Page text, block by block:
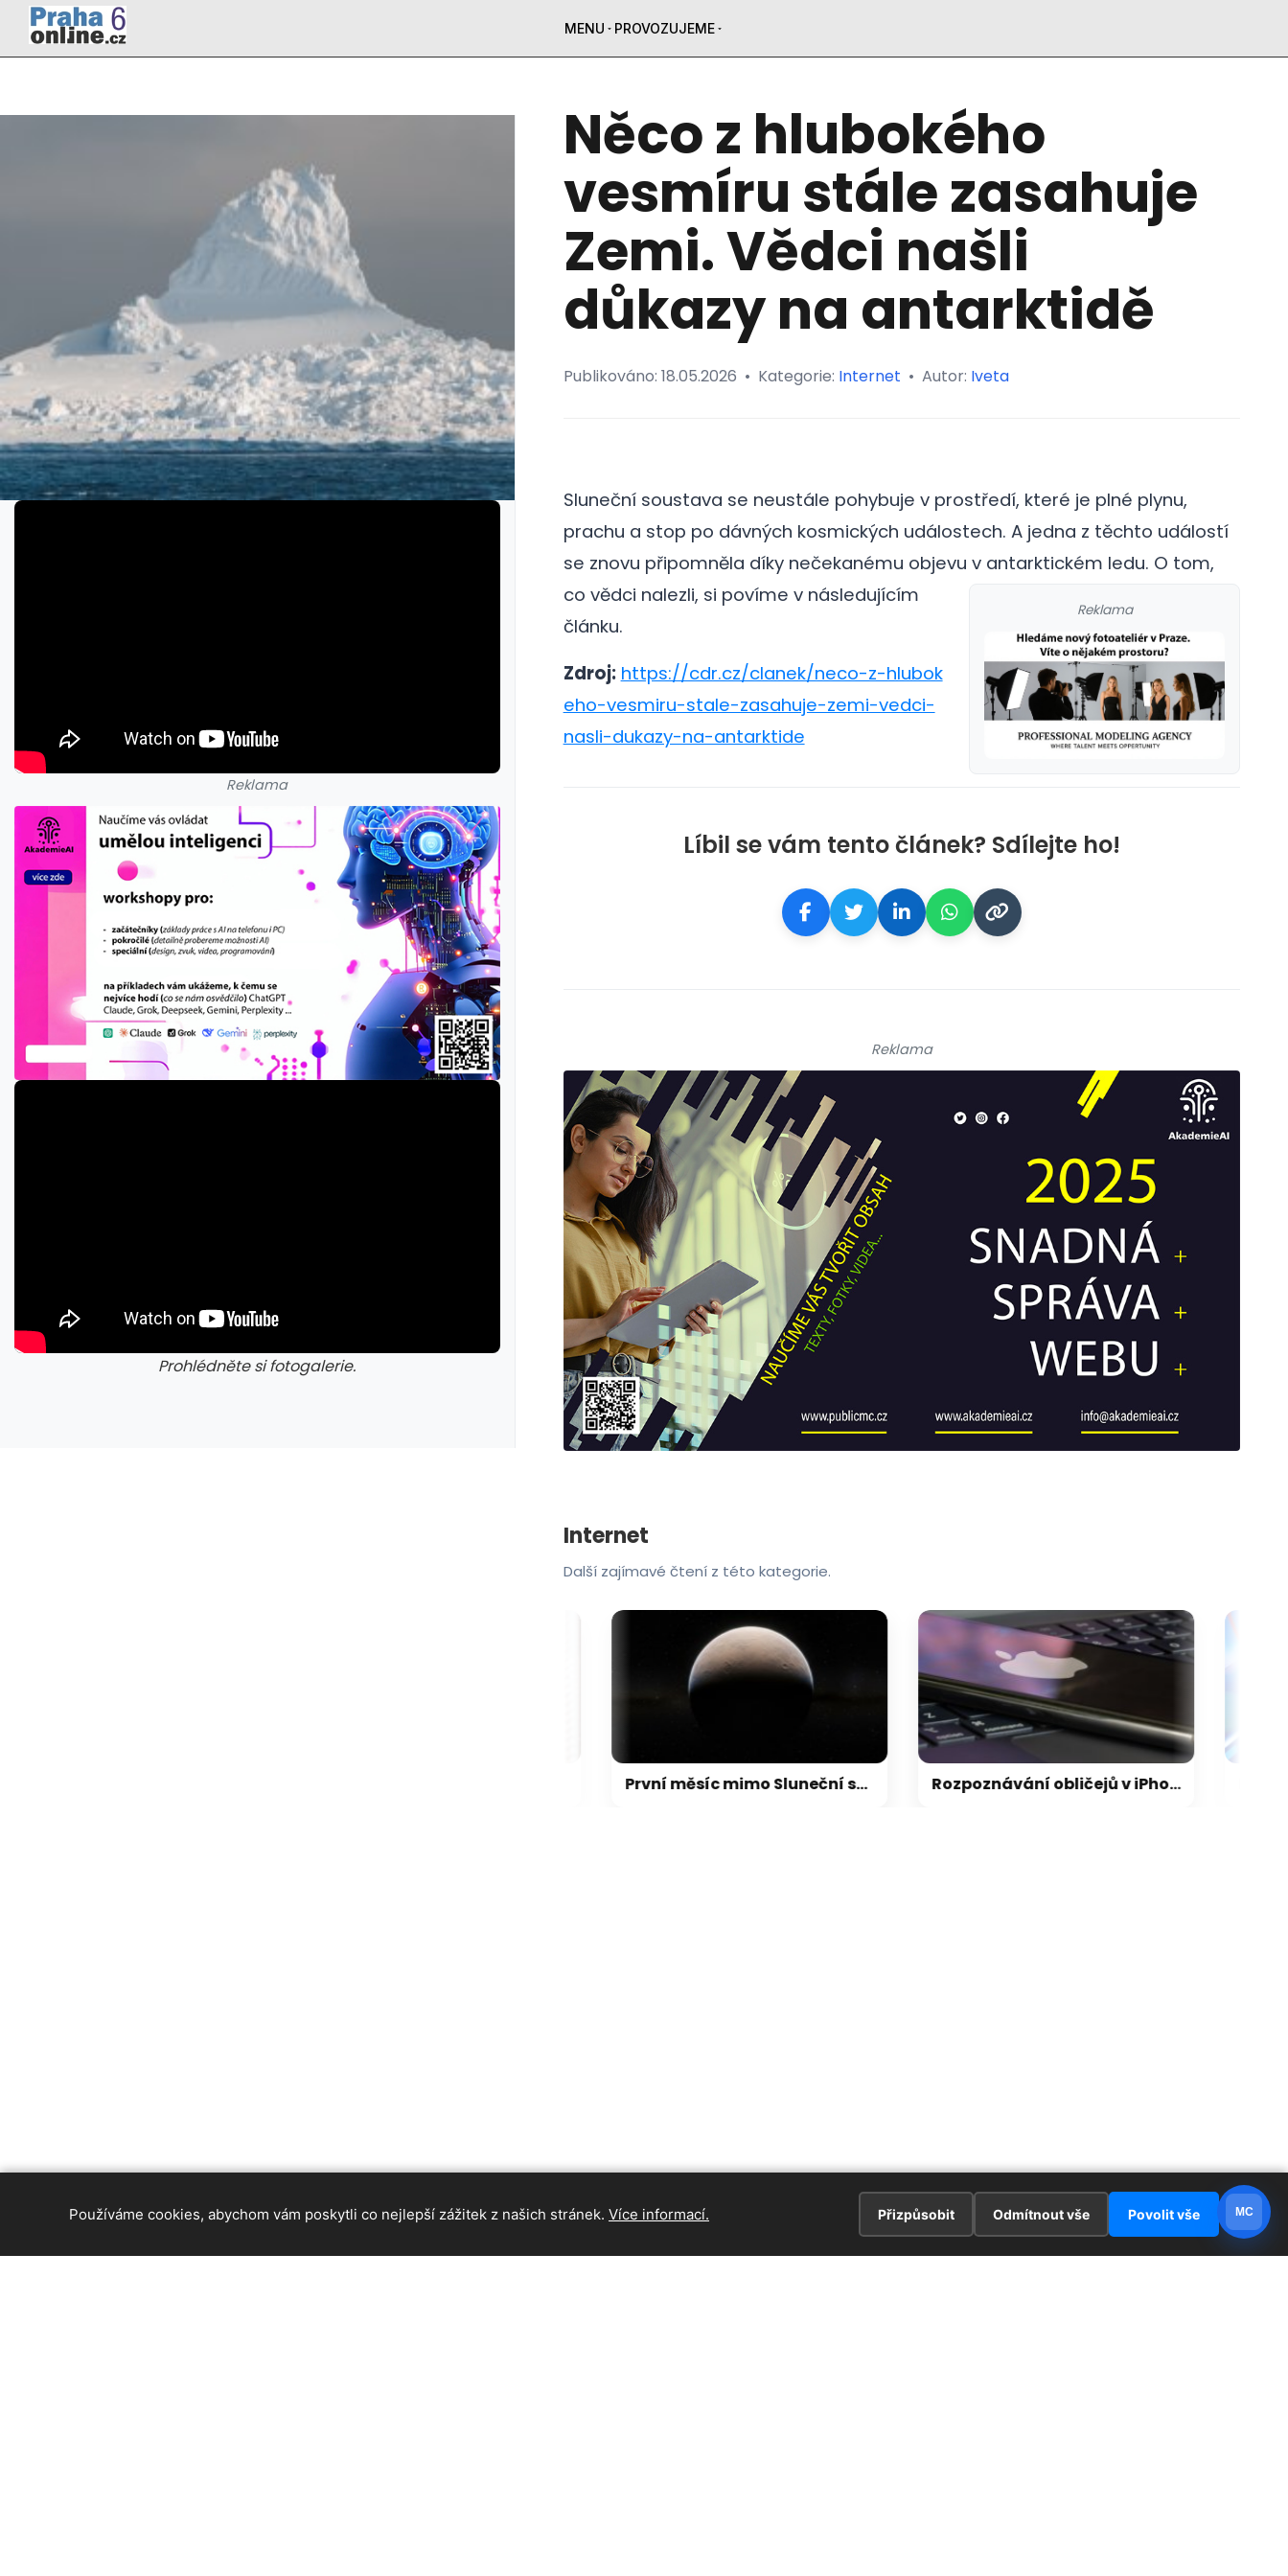
MENU PROVOZUJEME
Reklama
Prohlédněte si fotogalerie.
galerie: cviky galerie: cviky
Něco z hlubokého
vesmíru stále zasahuje
Zemi. Vědci našli
důkazy na antarktidě
Publikováno: 18.05.2026 • Kategorie: Internet • Autor: Iveta
Sluneční soustava se neustále pohybuje v prostředí, které je plné plynu,
prachu a stop po dávných kosmických událostech. A jedna z těchto událostí
se znovu připomněla díky nečekanému objevu v antarktickém ledu.
Reklama
O tom,
co vědci nalezli, si povíme v následujícím
článku.
Zdroj: https://cdr.cz/clanek/neco-z-hlubok
eho-vesmiru-stale-zasahuje-zemi-vedci-
nasli-dukazy-na-antarktide
Líbil se vám tento článek? Sdílejte ho!
Reklama
Internet
Další zajímavé čtení z této kategorie.
První měsíc mimo Sluneční soustavu: Vědci možná objevili výjimečný systém Rozpoznávání obličejů v iPhonu může Apple přijít extrémně draho
Používáme cookies, abychom vám poskytli co nejlepší zážitek z našich stránek. Více informací. Přizpůsobit Odmítnout vše Povolit vše MC